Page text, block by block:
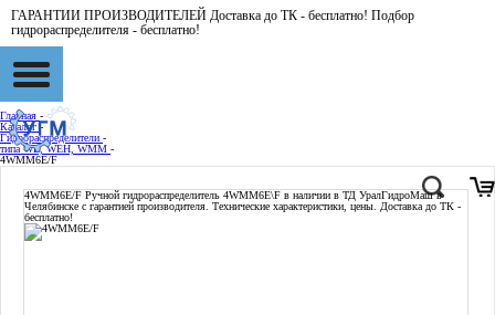
ГАРАНТИИ ПРОИЗВОДИТЕЛЕЙ Доставка до ТК - бесплатно! Подбор
гидрораспределителя - бесплатно!
Главная -
Каталог -
Гидрораспределители -
типа WE, WEH, WMM -
4WMM6E/F
4WMM6E/F Ручной гидрораспределитель 4WMM6E\F в наличии в ТД УралГидроМаш в
Челябинске с гарантией производителя. Технические характеристики, цены. Доставка до ТК -
бесплатно!